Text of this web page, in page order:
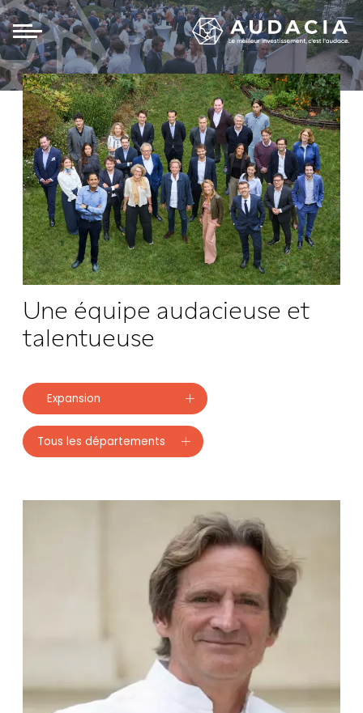
Une équipe audacieuse et
talentueuse
Panneau de gestion des cookies